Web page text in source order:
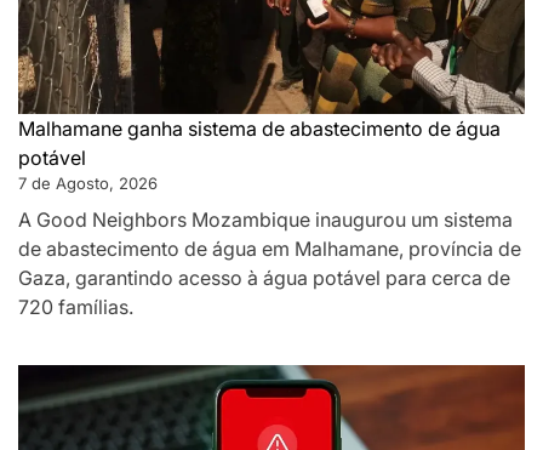
Malhamane ganha sistema de abastecimento de água
potável
7 de Agosto, 2026
A Good Neighbors Mozambique inaugurou um sistema
de abastecimento de água em Malhamane, província de
Gaza, garantindo acesso à água potável para cerca de
720 famílias.